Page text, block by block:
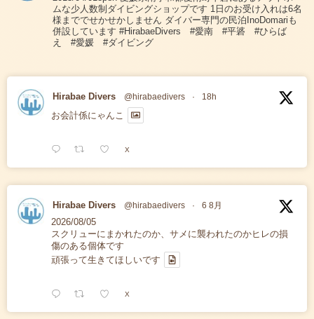
ムな少人数制ダイビングショップです 1日のお受け入れは6名
様まででせかせかしません ダイバー専門の民泊InoDomariも
併設しています #HirabaeDivers #愛南 #平碆 #ひらば
え #愛媛 #ダイビング
Hirabae Divers @hirabaedivers · 18h
お会計係にゃんこ
X
Hirabae Divers @hirabaedivers · 6 8月
2026/08/05
スクリューにまかれたのか、サメに襲われたのかヒレの損
傷のある個体です
頑張って生きてほしいです
X